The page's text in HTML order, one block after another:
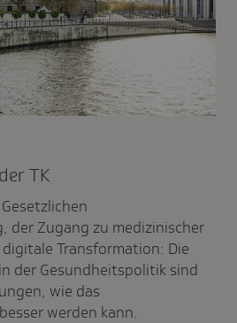
TK
der Zugang zu medizinischer
Transformation: Die
der Gesundheitspolitik sind
wie das
werden kann.